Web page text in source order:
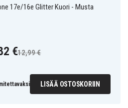
17e/16e Glitter Kuori - Musta
€12,99 €
LISÄÄ OSTOSKORIIN